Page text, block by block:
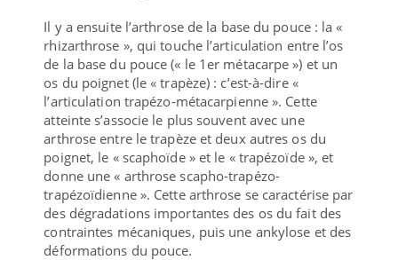
Il y a ensuite l’arthrose de la base du pouce : la «
rhizarthrose », qui touche l’articulation entre l’os
de la base du pouce (« le 1er métacarpe ») et un
os du poignet (le « trapèze) : c’est-à-dire «
l’articulation trapézo-métacarpienne ». Cette
atteinte s’associe le plus souvent avec une
arthrose entre le trapèze et deux autres os du
poignet, le « scaphoïde » et le « trapézoïde », et
donne une « arthrose scapho-trapézo-
trapézoïdienne ». Cette arthrose se caractérise par
des dégradations importantes des os du fait des
contraintes mécaniques, puis une ankylose et des
déformations du pouce.